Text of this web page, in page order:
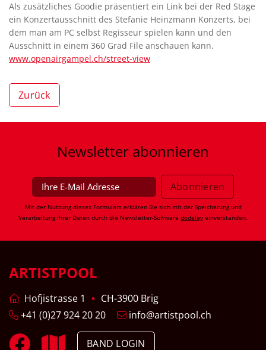
Als zusätzliches Goodie präsentiert ein Link bei der Red Stage
ein Konzertausschnitt des Stefanie Heinzmann Konzerts, bei
dem man am PC selbst Regisseur spielen kann und den
Ausschnitt in einem 360 Grad File anschauen kann.
www.openairgampel.ch/street-view
Zurück
Newsletter abonnieren
Mit der Nutzung dieses Formulars erklären Sie sich mit der Speicherung und
Verarbeitung Ihrer Daten durch die Newsletter-Software dodeley einverstanden.
ARTISTPOOL
Hofjistrasse 1
CH-3900 Brig
+41 (0)27 924 20 20
info@artistpool.ch
BAND LOGIN